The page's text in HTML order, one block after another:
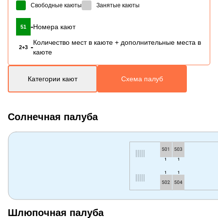
Свободные каюты Занятые каюты
51 -Номера кают
2+3 -
Количество мест в каюте + дополнительные места в
каюте
Категории кают Схема палуб
Солнечная палуба
Шлюпочная палуба